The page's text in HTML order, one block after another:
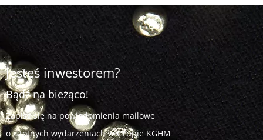
Obraz
Jesteś inwestorem?
Bądź na bieżąco!
Zapisz się na powiadomienia mailowe
o istotnych wydarzeniach w Grupie KGHM